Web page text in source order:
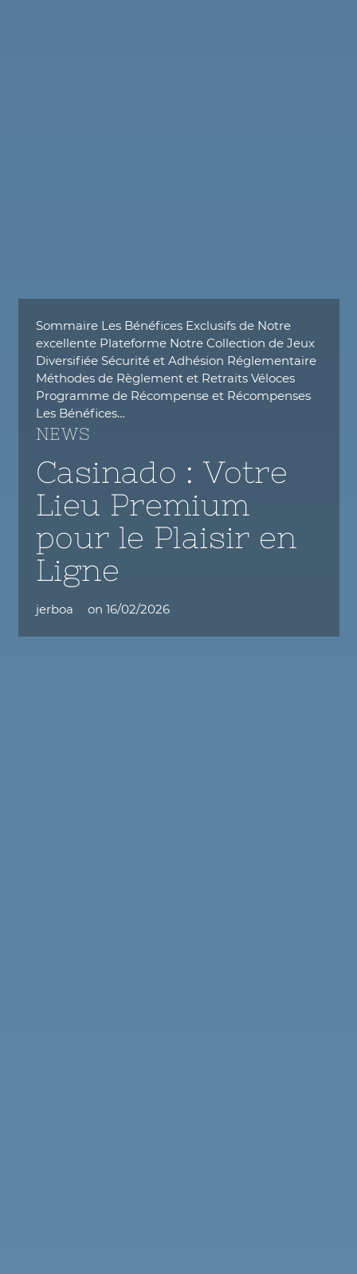
Sommaire Les Bénéfices Exclusifs de Notre
excellente Plateforme Notre Collection de Jeux
Diversifiée Sécurité et Adhésion Réglementaire
Méthodes de Règlement et Retraits Véloces
Programme de Récompense et Récompenses
Les Bénéfices…
NEWS
Casinado : Votre
Lieu Premium
pour le Plaisir en
Ligne
jerboa on 16/02/2026